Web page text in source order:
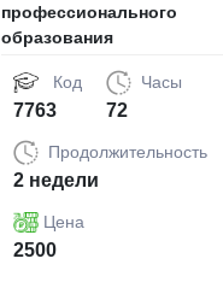
профессионального
образования
Код
7763
Часы
72
Продолжительность
2 недели
Цена
2500